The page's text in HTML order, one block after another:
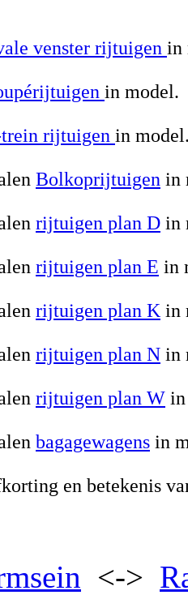
venster rijtuigen in
in model.
rijtuigen in
Bolkoprijtuigen in
rijtuigen plan D in
rijtuigen plan E in
rijtuigen plan K in
rijtuigen plan N in
rijtuigen plan W
bagagewagens in
en betekenis
<->